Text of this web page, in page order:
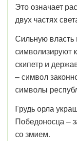
Это означает
двух частях
Сильную власть
символизируют
скипетр и
– символ
символы
Грудь орла
Победоносца –
со змием.